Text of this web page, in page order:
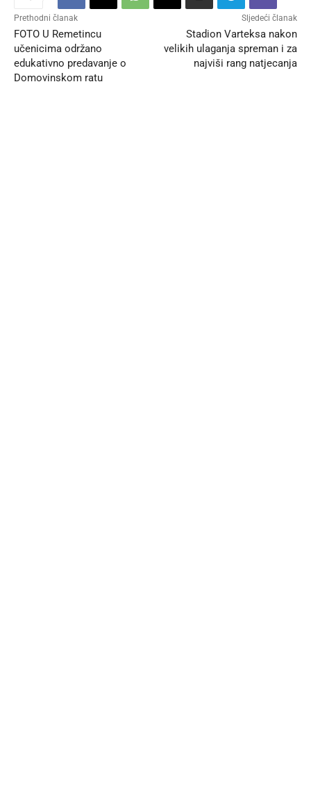
Prethodni članak
FOTO U Remetincu
učenicima održano
edukativno predavanje o
Domovinskom ratu
Sljedeći članak
Stadion Varteksa nakon
velikih ulaganja spreman i za
najviši rang natjecanja